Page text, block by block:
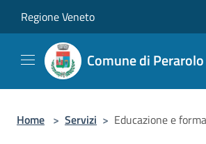
Regione Veneto
Comune di
Home > Servizi > Educazione e